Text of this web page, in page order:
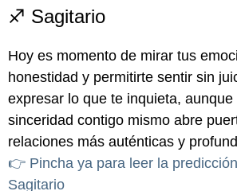
♐ Sagitario
Hoy es momento de mirar tus
honestidad y permitirte sentir sin
expresar lo que te inquieta,
sinceridad contigo mismo abre
relaciones más auténticas y
👉 Pincha ya para leer la
Sagitario